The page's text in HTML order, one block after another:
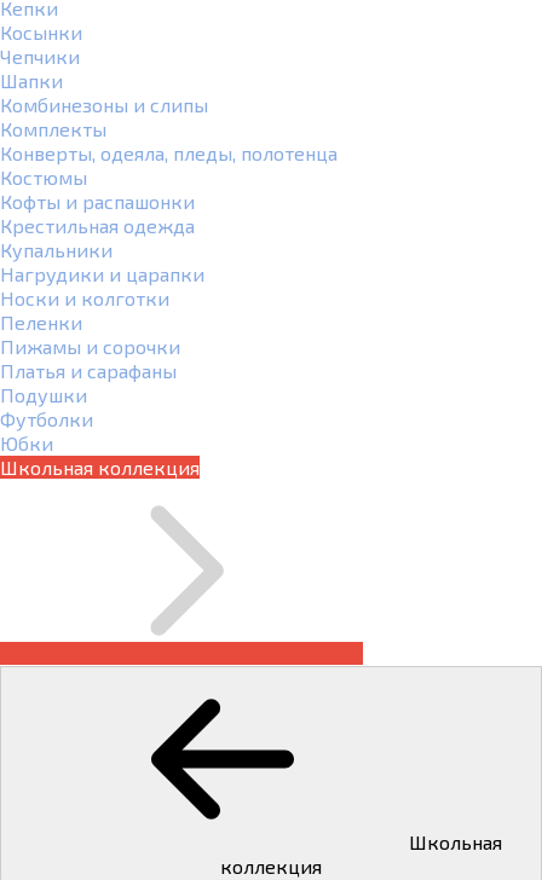
Кепки
Косынки
Чепчики
Шапки
Комбинезоны и слипы
Комплекты
Конверты, одеяла, пледы, полотенца
Костюмы
Кофты и распашонки
Крестильная одежда
Купальники
Нагрудики и царапки
Носки и колготки
Пеленки
Пижамы и сорочки
Платья и сарафаны
Подушки
Футболки
Юбки
Школьная коллекция
коллекция